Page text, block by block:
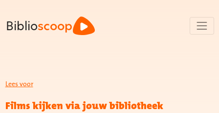
Biblioscoop
Lees voor
Films kijken via jouw bibliotheek